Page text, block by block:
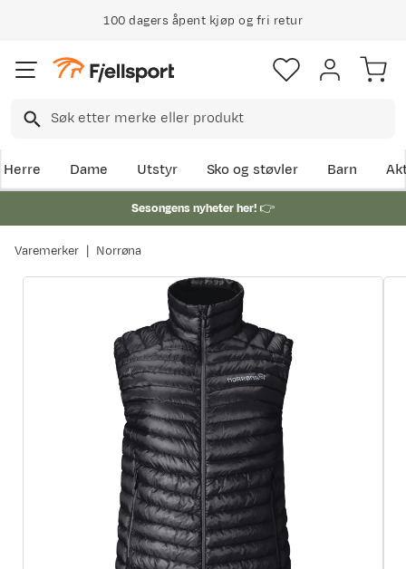
100 dagers åpent kjøp og fri retur
Herre Dame Utstyr Sko og støvler Barn
Sesongens nyheter her!👉
Varemerker Norrøna